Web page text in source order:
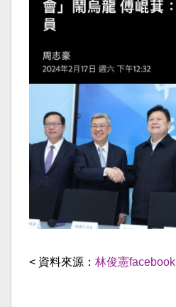
< 資料來源： 林俊憲facebook